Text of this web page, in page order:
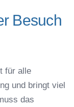
Besuch
für alle
und bringt viel
das